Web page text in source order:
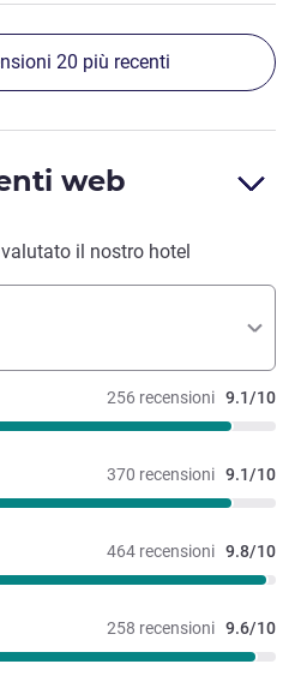
20 più recenti
web
il nostro hotel
256 recensioni 9.1/10
370 recensioni 9.1/10
464 recensioni 9.8/10
258 recensioni 9.6/10